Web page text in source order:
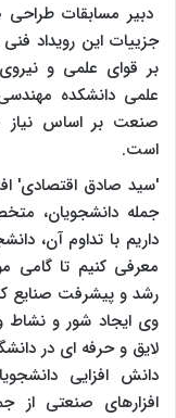
دبیر مسابقات طراحی
جزییات این رویداد
بر قوای علمی و
علمی دانشکده
صنعت بر اساس نیاز
است.
'سید صادق اقتصادی'
جمله دانشجویان،
داریم با تداوم آن،
معرفی کنیم تا گامی
رشد و پیشرفت صنایع
وی ایجاد شور و نشاط
لایق و حرفه ای در
دانش افزایی
افزارهای صنعتی از